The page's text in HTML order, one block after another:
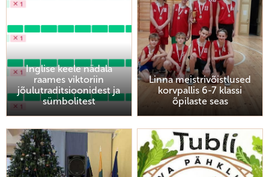
Inglise keele nädala
raames viktoriin
jõulutraditsioonidest ja
sümbolitest
Linna meistrivõistlused
korvpallis 6-7 klassi
õpilaste seas